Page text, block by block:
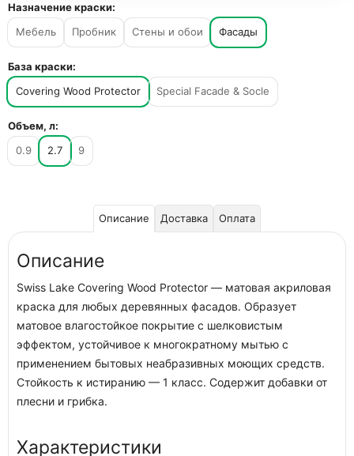
Назначение краски:
Мебель
Пробник Стены и обои Фасады
База краски:
Covering Wood Protector
Special Facade & Socle
Объем, л:
0.9
2.7 9
Описание Доставка Оплата
Описание
Swiss Lake Covering Wood Protector — матовая акриловая
краска для любых деревянных фасадов. Образует
матовое влагостойкое покрытие с шелковистым
эффектом, устойчивое к многократному мытью с
применением бытовых неабразивных моющих средств.
Стойкость к истиранию — 1 класс. Содержит добавки от
плесни и грибка.
Характеристики